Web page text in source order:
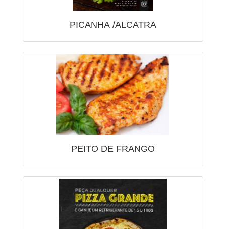
PICANHA /ALCATRA
PEITO DE FRANGO